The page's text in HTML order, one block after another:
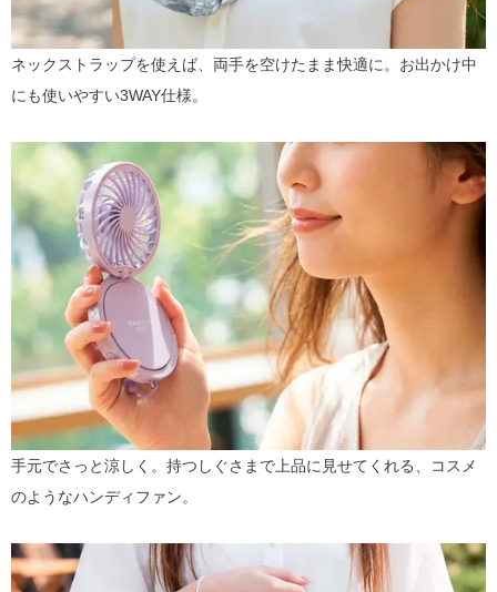
ネックストラップを使えば、両手を空けたまま快適に。お出かけ中
にも使いやすい3WAY仕様。
手元でさっと涼しく。持つしぐさまで上品に見せてくれる、コスメ
のようなハンディファン。